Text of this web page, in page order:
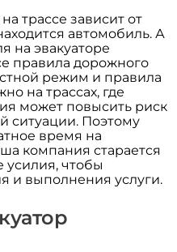
трассе зависит от
автомобиль. А
на эвакуаторе
правила дорожного
режим и правила
на трассах, где
может повысить риск
ситуации. Поэтому
время на
компания старается
чтобы
и выполнения услуги.